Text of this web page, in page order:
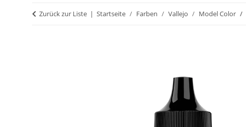
Zurück zur Liste Startseite Farben Vallejo Model Color